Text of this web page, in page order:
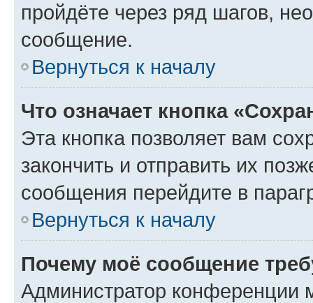
пройдёте через ряд шагов,
сообщение.
Вернуться к началу
Что означает кнопка
Эта кнопка позволяет вам
закончить и отправить их
сообщения перейдите в
Вернуться к началу
Почему моё сообщение
Администратор конференции